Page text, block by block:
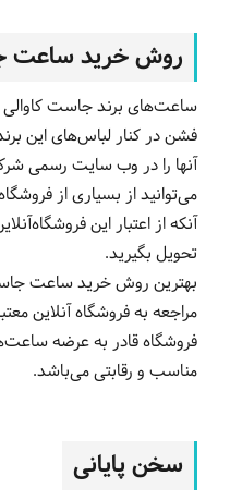
روش خرید ساعت
ساعت‌های برند جاست کاوالی
فشن در کنار لباس‌های این
آنها را در وب سایت رسمی
می‌توانید از بسیاری از
آنکه از اعتبار این
تحویل بگیرید.
بهترین روش خرید ساعت
مراجعه به فروشگاه آنلاین
فروشگاه قادر به عرضه
مناسب و رقابتی می‌باشد.
سخن پایانی